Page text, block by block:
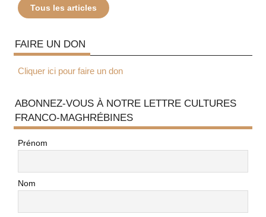
Tous les articles
FAIRE UN DON
Cliquer ici pour faire un don
ABONNEZ-VOUS À NOTRE LETTRE CULTURES
FRANCO-MAGHRÉBINES
Prénom
Nom